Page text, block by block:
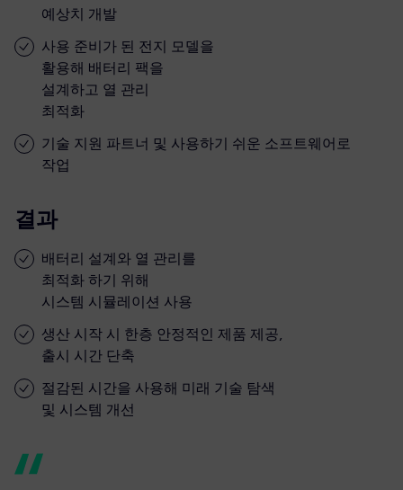
예상치 개발
사용 준비가 된 전지 모델을
활용해 배터리 팩을
설계하고 열 관리
최적화
기술 지원 파트너 및 사용하기 쉬운 소프트웨어로
작업
결과
배터리 설계와 열 관리를
최적화 하기 위해
시스템 시뮬레이션 사용
생산 시작 시 한층 안정적인 제품 제공,
출시 시간 단축
절감된 시간을 사용해 미래 기술 탐색
및 시스템 개선